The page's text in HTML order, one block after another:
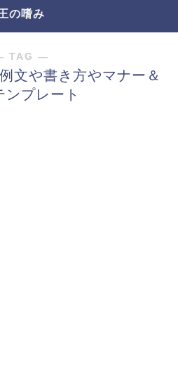
の嗜み
TAG ―
文や書き方やマナー＆
ンプレート